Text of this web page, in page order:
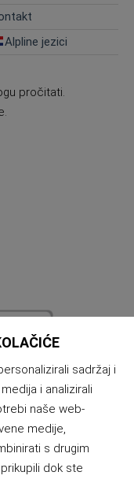
Alpline jezici
pročitati.
sadržaj i
i analizirali
naše web-
medije,
s drugim
dok ste